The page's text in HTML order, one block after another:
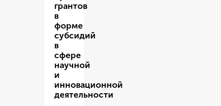
грантов
в
форме
субсидий
в
сфере
научной
и
инновационной
деятельности